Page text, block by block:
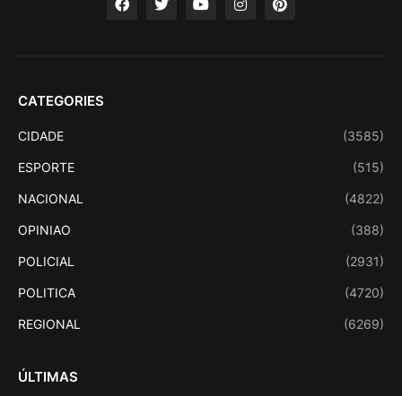
CATEGORIES
CIDADE (3585)
ESPORTE (515)
NACIONAL (4822)
OPINIAO (388)
POLICIAL (2931)
POLITICA (4720)
REGIONAL (6269)
ÚLTIMAS